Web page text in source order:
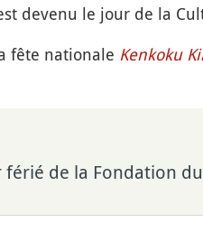
devenu le jour de la
fête nationale Kenkoku
férié de la Fondation